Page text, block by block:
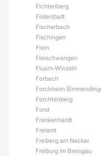
Fichtenberg
Filderstadt
Fischerbach
Fischingen
Flein
Fleischwangen
Fluorn-Winzeln
Forbach
Forchheim
Forchtenberg
Forst
Frankenhardt
Freiamt
Freiberg am Neckar
Freiburg im Breisgau